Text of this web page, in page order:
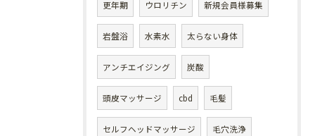
更年期 ウロリチン 新規会員様募集
岩盤浴 水素水 太らない身体
アンチエイジング 炭酸
頭皮マッサージ cbd 毛髪
セルフヘッドマッサージ 毛穴洗浄